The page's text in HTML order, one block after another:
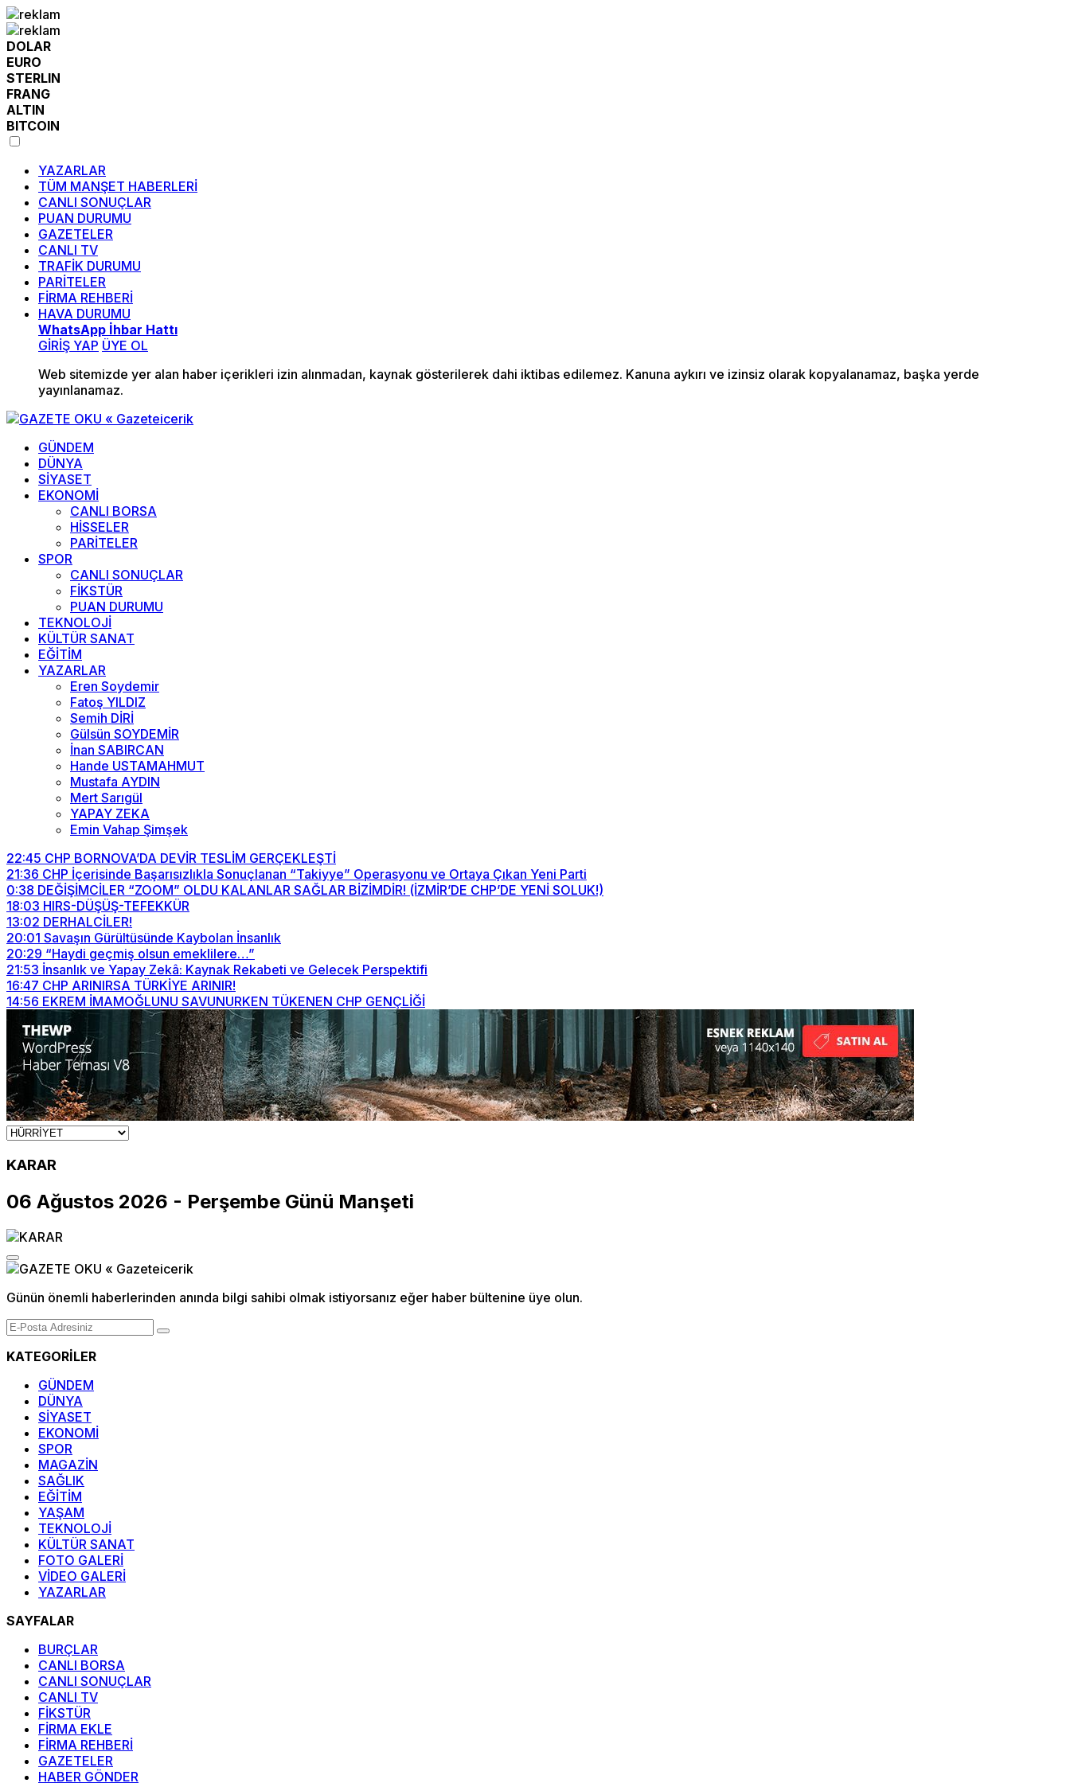
DOLAR
EURO
STERLIN
FRANG
ALTIN
BITCOIN
YAZARLAR
TÜM MANŞET HABERLERİ
CANLI SONUÇLAR
PUAN DURUMU
GAZETELER
CANLI TV
TRAFİK DURUMU
PARİTELER
FİRMA REHBERİ
HAVA DURUMU
WhatsApp İhbar Hattı
GİRİŞ YAP ÜYE OL
Web sitemizde yer alan haber içerikleri izin alınmadan, kaynak gösterilerek dahi iktibas edilemez. Kanuna aykırı ve izinsiz olarak kopyalanamaz, başka yerde
yayınlanamaz.
GÜNDEM
DÜNYA
SİYASET
EKONOMİ
CANLI BORSA
HİSSELER
PARİTELER
SPOR
CANLI SONUÇLAR
FİKSTÜR
PUAN DURUMU
TEKNOLOJİ
KÜLTÜR SANAT
EĞİTİM
YAZARLAR
Eren Soydemir
Fatoş YILDIZ
Semih DİRİ
Gülsün SOYDEMİR
İnan SABIRCAN
Hande USTAMAHMUT
Mustafa AYDIN
Mert Sarıgül
YAPAY ZEKA
Emin Vahap Şimşek
22:45 CHP BORNOVA’DA DEVİR TESLİM GERÇEKLEŞTİ
21:36 CHP İçerisinde Başarısızlıkla Sonuçlanan “Takiyye” Operasyonu ve Ortaya Çıkan Yeni Parti
0:38 DEĞİŞİMCİLER “ZOOM” OLDU KALANLAR SAĞLAR BİZİMDİR! (İZMİR’DE CHP’DE YENİ SOLUK!)
18:03 HIRS-DÜŞÜŞ-TEFEKKÜR
13:02 DERHALCİLER!
20:01 Savaşın Gürültüsünde Kaybolan İnsanlık
20:29 “Haydi geçmiş olsun emeklilere…”
21:53 İnsanlık ve Yapay Zekâ: Kaynak Rekabeti ve Gelecek Perspektifi
16:47 CHP ARINIRSA TÜRKİYE ARINIR!
14:56 EKREM İMAMOĞLUNU SAVUNURKEN TÜKENEN CHP GENÇLİĞİ
KARAR
06 Ağustos 2026 - Perşembe Günü Manşeti
Günün önemli haberlerinden anında bilgi sahibi olmak istiyorsanız eğer haber bültenine üye olun.
KATEGORİLER
GÜNDEM
DÜNYA
SİYASET
EKONOMİ
SPOR
MAGAZİN
SAĞLIK
EĞİTİM
YAŞAM
TEKNOLOJİ
KÜLTÜR SANAT
FOTO GALERİ
VİDEO GALERİ
YAZARLAR
SAYFALAR
BURÇLAR
CANLI BORSA
CANLI SONUÇLAR
CANLI TV
FİKSTÜR
FİRMA EKLE
FİRMA REHBERİ
GAZETELER
HABER GÖNDER